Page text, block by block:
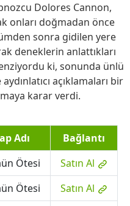
Dolores Cannon,
onları doğmadan önce
sonra gidilen yere
deneklerin anlattıkları
ki, sonunda ünlü
açıklamaları bir
karar verdi.
Adı
Bağlantı
Ötesi
Satın Al
Ötesi
Satın Al